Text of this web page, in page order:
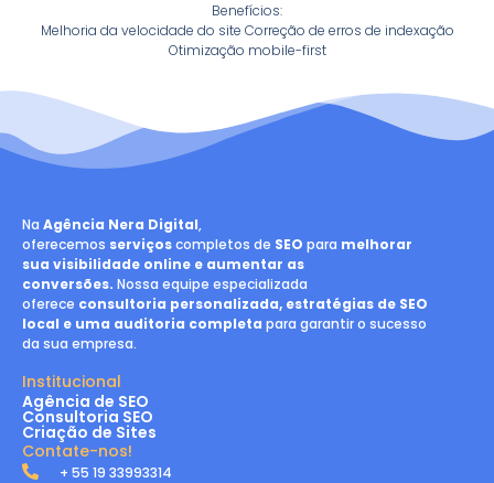
Benefícios:
Melhoria da velocidade do site Correção de erros de indexação
Otimização mobile-first
Na Agência Nera Digital,
oferecemos serviçoscompletos de SEO para melhorar
sua visibilidade online e aumentar as
conversões. Nossa equipe especializada
oferece consultoria personalizada, estratégias de SEO
local e uma auditoria completa para garantir o sucesso
da sua empresa.
Institucional
Agência de SEO
Consultoria SEO
Criação de Sites
Contate-nos!
+ 55 19 33993314